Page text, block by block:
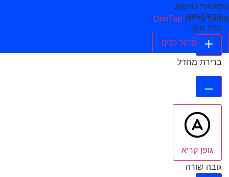
התאמות נגישות
מופעל על ידי OneTap
הסתר סרגל כלים
מודולי תוכן
גודל גופן
ברירת מחדל
גופן קריא
גובה שורה